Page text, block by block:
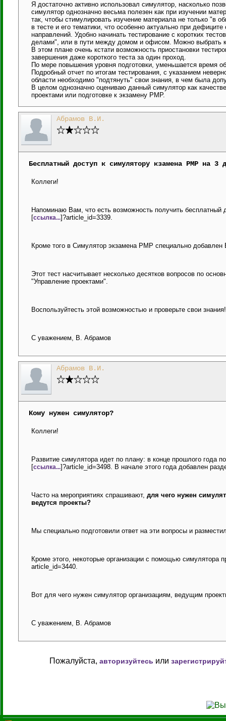
Я достаточно активно использовал симулятор, насколько
симулятор однозначно весьма полезен как при изучении
так, чтобы стимулировать изучение материала не только "в
в тесте и его тематики, что особенно актуально при
направлений. Удобно начинать тестирование с коротких
делами", или в пути между домом и офисом. Можно выбрать
В этом плане очень кстати возможность приостановки
завершения даже короткого теста за один проход.
По мере повышения уровня подготовки, уменьшается время
Подробный отчет по итогам тестирования, с указанием
области необходимо "подтянуть" свои знания, в чем была
В целом однозначно оцениваю данный симулятор как
проектами или подготовке к экзамену PMP.
Абрамов В.И.
Бесплатный доступ к симулятору кзамена PMP на 3
Коллеги!
Напоминаю Вам, что есть возможность получить бесплатный
[ссылка...]?article_id=3339.
Кроме того в Симулятор экзамена PMP специально
Этот тест насчитывает несколько десятков вопросов по
"Управление проектами".
Воспользуйтесть этой возможностью и проверьте свои знания!
С уважением, В. Абрамов
Абрамов В.И.
Кому нужен симулятор?
Коллеги!
Развитие симулятора идет по плану: в конце прошлого года
[ссылка...]?article_id=3498. В начале этого года добавлен
Часто на мероприятиях спрашивают, для чего нужен
ведутся проекты?
Мы специально подготовили ответ на эти вопросы и
Кроме этого, некоторые организации с помощью симулятора
article_id=3440.
Вот для чего нужен симулятор организациям, ведущим
С уважением, В. Абрамов
Пожалуйста, авторизуйтесь или